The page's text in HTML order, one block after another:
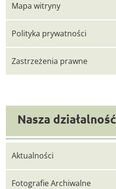
Mapa witryny
Polityka prywatności
Zastrzeżenia prawne
Nasza działalność
Aktualności
Fotografie Archiwalne